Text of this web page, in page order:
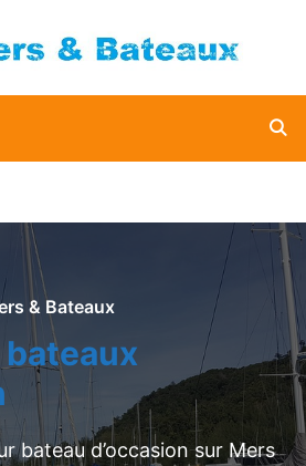
& Bateaux
bateau d’occasion sur Mers